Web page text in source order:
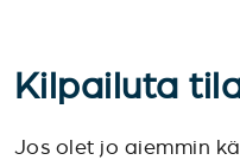
Kilpailuta
Jos olet jo aiemmin